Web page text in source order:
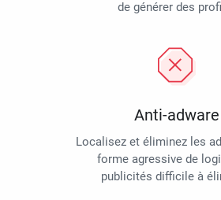
de générer des
Anti-adware
Localisez et éliminez les
forme agressive de
publicités difficile à